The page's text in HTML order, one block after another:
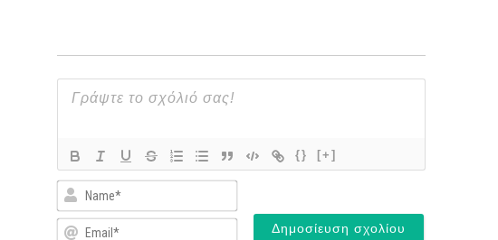
{} [+]
Name*
Email*